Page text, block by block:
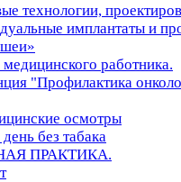
технологии,
имплантаты и
шеи»
работника.
"Профилактика
осмотры
без табака
ПРАКТИКА.